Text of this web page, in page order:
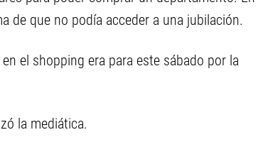
de que no podía acceder a una jubilación.
el shopping era para este sábado por la
la mediática.